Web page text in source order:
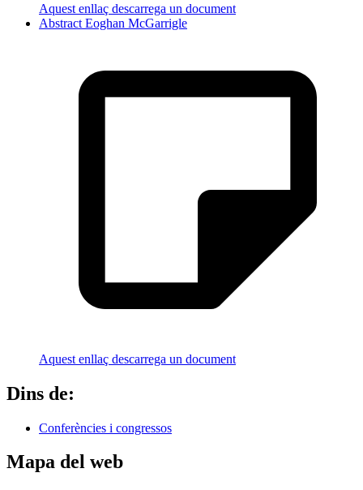
Aquest enllaç descarrega un document
Abstract Eoghan McGarrigle
Aquest enllaç descarrega un document
Dins de:
Conferències i congressos
Mapa del web